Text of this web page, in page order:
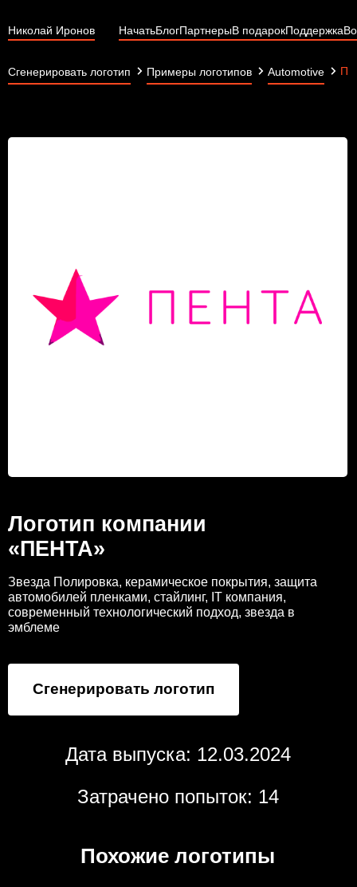
Николай Иронов НачатьБлогПартнерыВ подарокПоддержка
Сгенерировать логотип Примеры логотипов Automotive
Логотип компании
«ПЕНТА»
Звезда Полировка, керамическое покрытия, защита
автомобилей пленками, стайлинг, IT компания,
современный технологический подход, звезда в
эмблеме
Сгенерировать логотип
Дата выпуска: 12.03.2024
Затрачено попыток: 14
Похожие логотипы